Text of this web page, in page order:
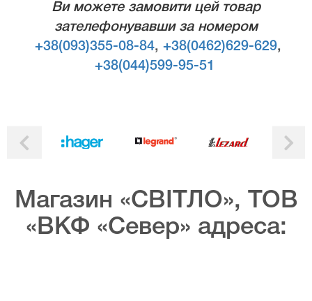
Ви можете замовити цей товар
зателефонувавши за номером
+38(093)355-08-84, +38(0462)629-629,
+38(044)599-95-51
Магазин «СВІТЛО», ТОВ
«ВКФ «Север» адреса: